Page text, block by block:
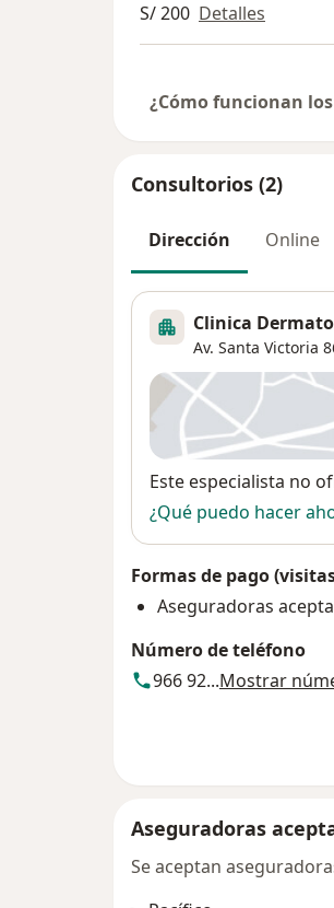
S/ 200 Detalles
¿Cómo funcionan
Consultorios (2)
Dirección Online
Clinica
Av. Santa Victoria
Disponibilidad
Este especialista no
¿Qué puedo hacer
Formas de pago
Aseguradoras
Número de teléfono
966 92...Mostrar
Aseguradoras
Se aceptan